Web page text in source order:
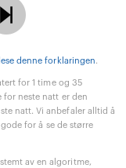
lese denne forklaringen.
for 1 time og 35
for neste natt er den
natt. Vi anbefaler alltid å
for å se de større
av en algoritme,